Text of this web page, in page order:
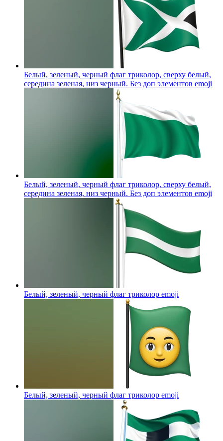
Белый, зеленый, черный флаг триколор, сверху белый,
середина зеленая, низ черный. Без доп элементов emoji
Белый, зеленый, черный флаг триколор, сверху белый,
середина зеленая, низ черный. Без доп элементов emoji
Белый, зеленый, черный флаг триколор emoji
Белый, зеленый, черный флаг триколор emoji